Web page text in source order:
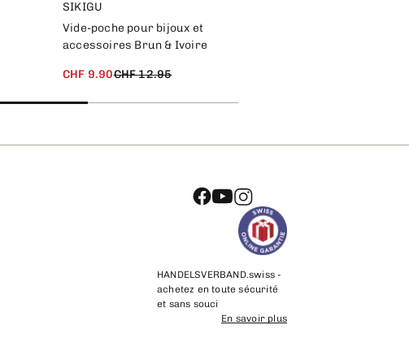
SIKIGU
Vide-poche pour bijoux et
accessoires Brun & Ivoire
CHF 9.90CHF 12.95
HANDELSVERBAND.swiss -
achetez en toute sécurité
et sans souci
En savoir plus